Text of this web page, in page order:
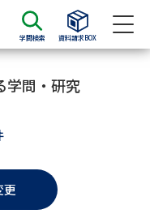
学問検索 資料請求BOX
資料検索
学科パンフ
学問・研究
更